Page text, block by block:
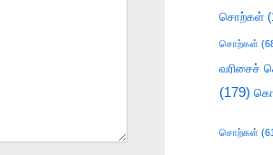
சொற்கள்
சொற்கள்
வரிசைச்
(179) கொ
சொற்கள்